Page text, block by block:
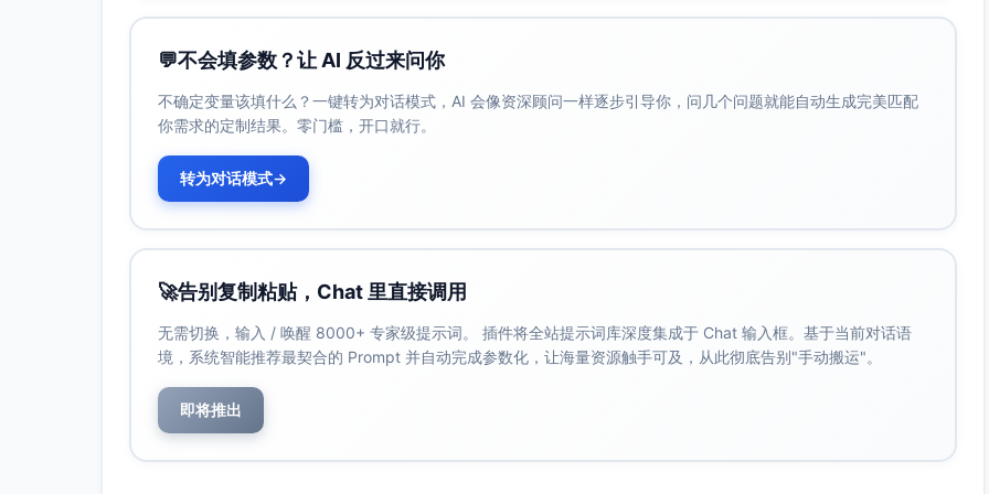
💬不会填参数？让 AI 反过来问你
不确定变量该填什么？一键转为对话模式，AI 会像资深顾问一样逐步引导你，问几个问题就能自动生成完美匹配
你需求的定制结果。零门槛，开口就行。
转为对话模式→
🚀告别复制粘贴，Chat 里直接调用
无需切换，输入 / 唤醒 8000+ 专家级提示词。 插件将全站提示词库深度集成于 Chat 输入框。基于当前对话语
境，系统智能推荐最契合的 Prompt 并自动完成参数化，让海量资源触手可及，从此彻底告别"手动搬运"。
即将推出